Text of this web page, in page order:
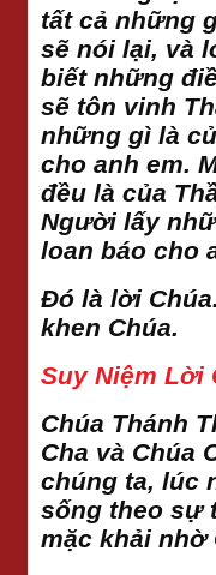
tất cả những
sẽ nói lại, và
biết những
sẽ tôn vinh
những gì là
cho anh em.
đều là của
Người lấy
loan báo cho
Đó là lời
khen Chúa.
Suy Niệm Lời
Chúa Thánh
Cha và Chúa
chúng ta, lúc
sống theo sự
mặc khải nhờ